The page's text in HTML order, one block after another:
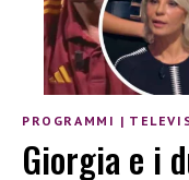
PROGRAMMI |
Giorgia e i